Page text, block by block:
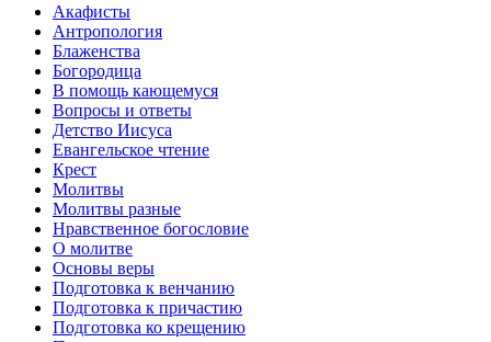
Акафисты
Антропология
Блаженства
Богородица
В помощь кающемуся
Вопросы и ответы
Детство Иисуса
Евангельское чтение
Крест
Молитвы
Молитвы разные
Нравственное богословие
О молитве
Основы веры
Подготовка к венчанию
Подготовка к причастию
Подготовка ко крещению